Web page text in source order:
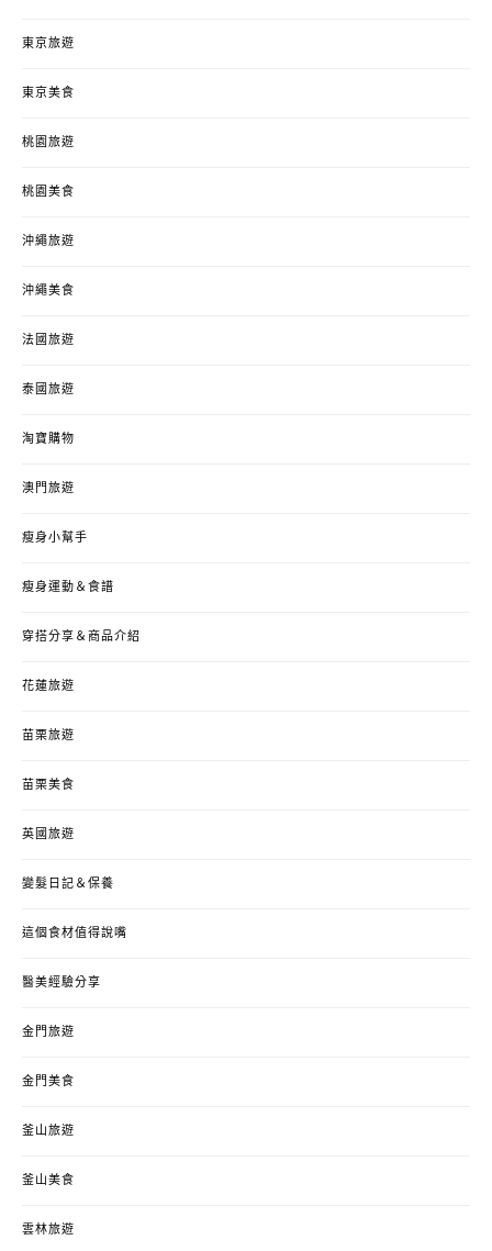
東京旅遊
東京美食
桃園旅遊
桃園美食
沖繩旅遊
沖繩美食
法國旅遊
泰國旅遊
淘寶購物
澳門旅遊
瘦身小幫手
瘦身運動＆食譜
穿搭分享＆商品介紹
花蓮旅遊
苗栗旅遊
苗栗美食
英國旅遊
變髮日記＆保養
這個食材值得說嘴
醫美經驗分享
金門旅遊
金門美食
釜山旅遊
釜山美食
雲林旅遊